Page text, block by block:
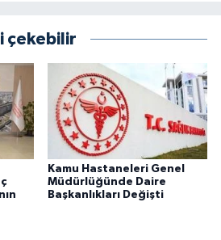
çekebilir
Kamu Hastaneleri Genel
Müdürlüğünde Daire
Başkanlıkları Değişti